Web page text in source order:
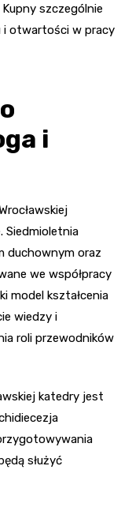
szczególnie
i otwartości w pracy
i
Siedmioletnia
duchownym oraz
we współpracy
model kształcenia
wiedzy i
roli przewodników
katedry jest
służyć